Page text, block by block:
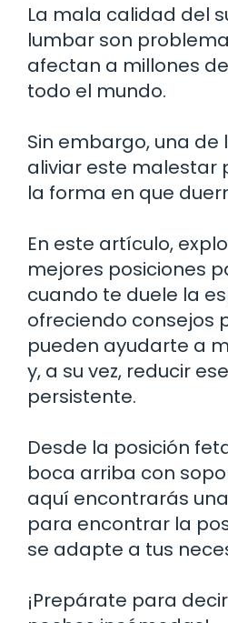
La mala calidad del
lumbar son
afectan a millones
todo el mundo.
Sin embargo, una de
aliviar este malestar
la forma en que
En este artículo,
mejores posiciones
cuando te duele la
ofreciendo consejos
pueden ayudarte a
y, a su vez, reducir
persistente.
Desde la posición
boca arriba con
aquí encontrarás
para encontrar la
se adapte a tus
¡Prepárate para